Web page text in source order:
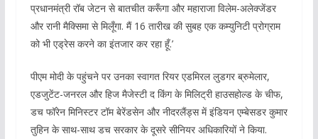
प्रधानमंत्री रॉब जेटन से बातचीत करूँगा और महाराजा विलेम-अलेक्जेंडर
और रानी मैक्सिमा से मिलूँगा. मैं 16 तारीख की सुबह एक कम्युनिटी प्रोग्राम
को भी एड्रेस करने का इंतजार कर रहा हूँ.’
पीएम मोदी के पहुंचने पर उनका स्वागत रियर एडमिरल लुडगर ब्रुमेलार,
एडजुटेंट-जनरल और हिज मैजेस्टी द किंग के मिलिट्री हाउसहोल्ड के चीफ,
डच फॉरेन मिनिस्टर टॉम बेरेंडसेन और नीदरलैंड्स में इंडियन एम्बेसडर कुमार
तुहिन के साथ-साथ डच सरकार के दूसरे सीनियर अधिकारियों ने किया.